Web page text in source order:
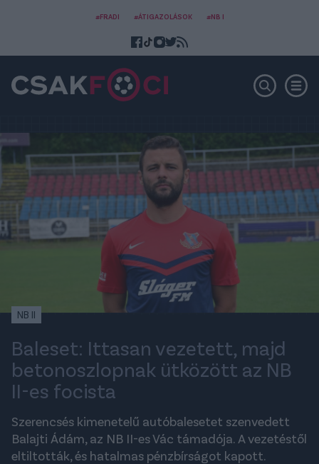
#FRADI #ÁTIGAZOLÁSOK #NB I
NB II
Baleset: Ittasan vezetett, majd
betonoszlopnak ütközött az NB
II-es focista
Szerencsés kimenetelű autóbalesetet szenvedett
Balajti Ádám, az NB II-es Vác támadója. A vezetéstől
eltiltották, és hatalmas pénzbírságot kapott.